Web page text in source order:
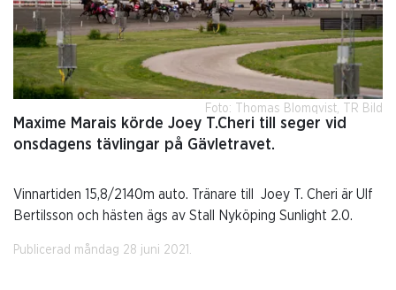
Foto: Thomas Blomqvist, TR Bild
Maxime Marais körde Joey T.Cheri till seger vid
onsdagens tävlingar på Gävletravet.
Vinnartiden 15,8/2140m auto. Tränare till Joey T. Cheri är Ulf
Bertilsson och hästen ägs av Stall Nyköping Sunlight 2.0.
Publicerad måndag 28 juni 2021.